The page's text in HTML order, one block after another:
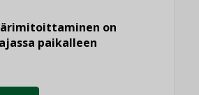
on
paikalleen